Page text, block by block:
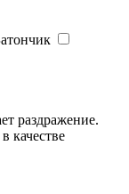
раздражение.
качестве